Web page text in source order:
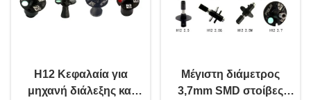
H12 Κεφαλαία για
μηχανή διάλεξης και
Μέγιστη διάμετρος
3,7mm SMD στοίβες